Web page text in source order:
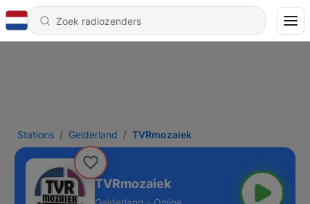
Stations Gelderland TVRmozaiek
TVRmozaiek